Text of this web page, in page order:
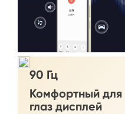
90 Гц
Комфортный для
глаз дисплей